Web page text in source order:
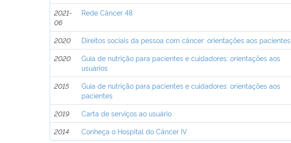
2021-
06
Rede Câncer 48
2020 Direitos sociais da pessoa com câncer: orientações aos pacientes
2020
Guia de nutrição para pacientes e cuidadores: orientações aos
usuários
2015
Guia de nutrição para pacientes e cuidadores: orientações aos
pacientes
2019 Carta de serviços ao usuário
2014
Conheça o Hospital do Câncer IV